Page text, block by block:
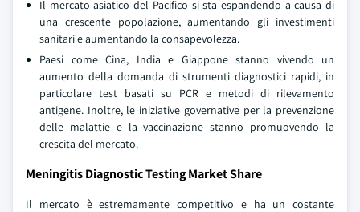
Il mercato asiatico del Pacifico si sta espandendo a causa di
una crescente popolazione, aumentando gli investimenti
sanitari e aumentando la consapevolezza.
Paesi come Cina, India e Giappone stanno vivendo un
aumento della domanda di strumenti diagnostici rapidi, in
particolare test basati su PCR e metodi di rilevamento
antigene. Inoltre, le iniziative governative per la prevenzione
delle malattie e la vaccinazione stanno promuovendo la
crescita del mercato.
Meningitis Diagnostic Testing Market Share
Il mercato è estremamente competitivo e ha un costante